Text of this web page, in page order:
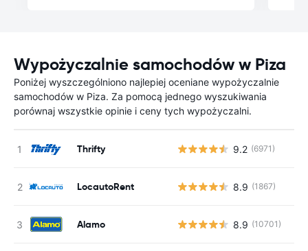
Wypożyczalnie samochodów w Piza
Poniżej wyszczególniono najlepiej oceniane wypożyczalnie
samochodów w Piza. Za pomocą jednego wyszukiwania
porównaj wszystkie opinie i ceny tych wypożyczalni.
Thrifty 9.2 (6971)
LocautoRent 8.9 (1867)
Alamo 8.9 (10701)